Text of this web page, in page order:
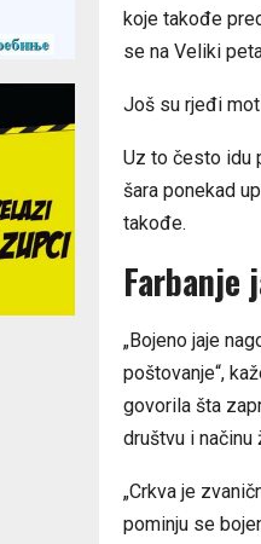
koje takođe
se na Veliki
Još su rjeđi
Uz to često idu
šara ponekad
takođe.
Farbanje
„Bojeno jaje
poštovanje“,
govorila šta
društvu i
„Crkva je
pominju se